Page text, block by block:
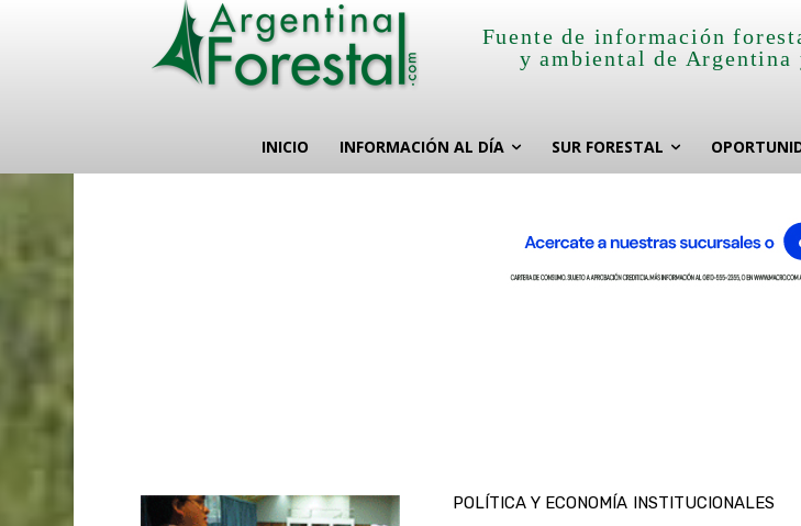
Fuente de información
y ambiental de
INICIO INFORMACIÓN AL DÍA SUR FORESTAL
POLÍTICA Y ECONOMÍA INSTITUCIONALES